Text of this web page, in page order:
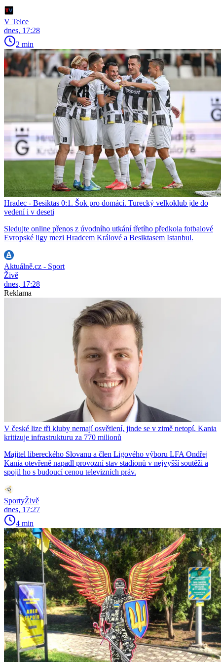
V Telce
dnes, 17:28
2 min
Hradec - Besiktas 0:1. Šok pro domácí. Turecký velkoklub jde do
vedení i v deseti
Sledujte online přenos z úvodního utkání třetího předkola fotbalové
Evropské ligy mezi Hradcem Králové a Besiktasem Istanbul.
Aktuálně.cz - Sport
Živě
dnes, 17:28
Reklama
V české lize tři kluby nemají osvětlení, jinde se v zimě netopí. Kania
kritizuje infrastrukturu za 770 milionů
Majitel libereckého Slovanu a člen Ligového výboru LFA Ondřej
Kania otevřeně napadl provozní stav stadionů v nejvyšší soutěži a
spojil ho s budoucí cenou televizních práv.
SportyŽivě
dnes, 17:27
4 min